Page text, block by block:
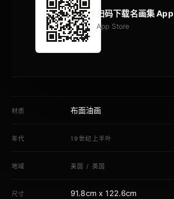
扫码下载名画集 App
App Store
材质 布面油画
年代 19世纪上半叶
地域 美国 /英国
尺寸 91.8cm x 122.6cm